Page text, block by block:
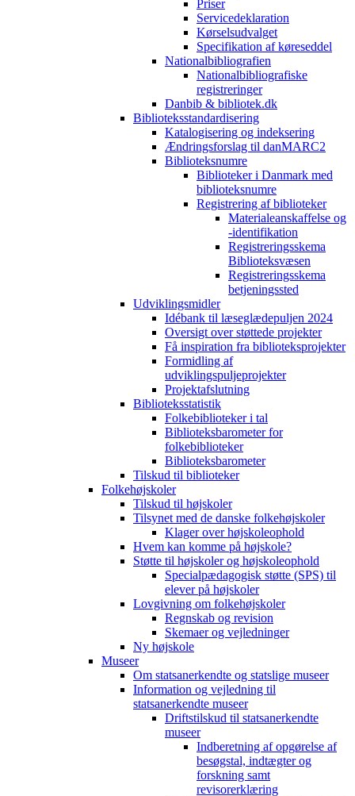
Priser
Servicedeklaration
Kørselsudvalget
Specifikation af køreseddel
Nationalbibliografien
Nationalbibliografiske
registreringer
Danbib & bibliotek.dk
Biblioteksstandardisering
Katalogisering og indeksering
Ændringsforslag til danMARC2
Biblioteksnumre
Biblioteker i Danmark med
biblioteksnumre
Registrering af biblioteker
Materialeanskaffelse og
-identifikation
Registreringsskema
Biblioteksvæsen
Registreringsskema
betjeningssted
Udviklingsmidler
Idébank til læseglædepuljen 2024
Oversigt over støttede projekter
Få inspiration fra biblioteksprojekter
Formidling af
udviklingspuljeprojekter
Projektafslutning
Biblioteksstatistik
Folkebiblioteker i tal
Biblioteksbarometer for
folkebiblioteker
Biblioteksbarometer
Tilskud til biblioteker
Folkehøjskoler
Tilskud til højskoler
Tilsynet med de danske folkehøjskoler
Klager over højskoleophold
Hvem kan komme på højskole?
Støtte til højskoler og højskoleophold
Specialpædagogisk støtte (SPS) til
elever på højskoler
Lovgivning om folkehøjskoler
Regnskab og revision
Skemaer og vejledninger
Ny højskole
Museer
Om statsanerkendte og statslige museer
Information og vejledning til
statsanerkendte museer
Driftstilskud til statsanerkendte
museer
Indberetning af opgørelse af
besøgstal, indtægter og
forskning samt
revisorerklæring